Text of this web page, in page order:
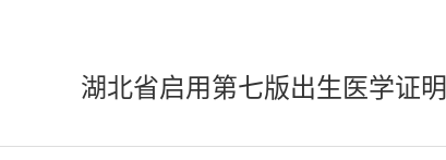
湖北省启用第七版出生医学证明